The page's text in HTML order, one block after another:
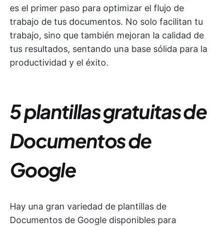
es el primer paso para optimizar el flujo de
trabajo de tus documentos. No solo facilitan tu
trabajo, sino que también mejoran la calidad de
tus resultados, sentando una base sólida para la
productividad y el éxito.
5 plantillas gratuitas de
Documentos de
Google
Hay una gran variedad de plantillas de
Documentos de Google disponibles para